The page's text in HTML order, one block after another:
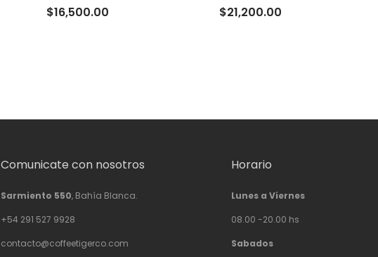
$16,500.00 $21,200.00
Comunicate con nosotros
Sarmiento 550, Bahía Blanca.
+54 291 527 9928
contacto@coffeetigerco.com
Horario
Lunes a Viernes
08.00 -20.00 hs
Sabados